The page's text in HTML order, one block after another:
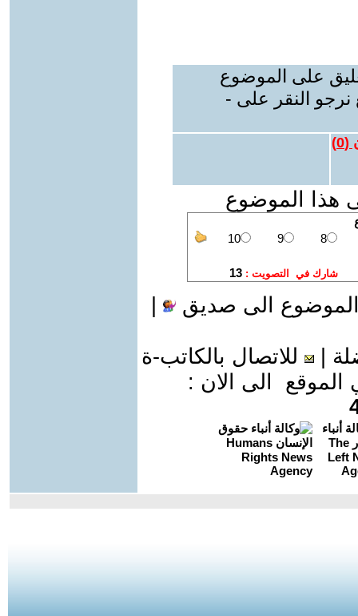
على الموضوع
نرجو النقر على -
(
0
)
هذا الموضوع
الى صديق
للاتصال بالكاتب-ة
الى الان :